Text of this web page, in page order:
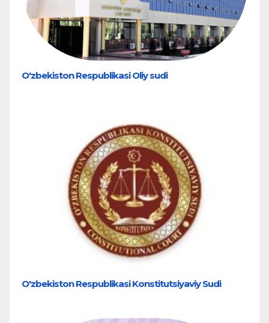
O'zbekiston Respublikasi Oliy sudi
O'zbekiston Respublikasi Konstitutsiyaviy Sudi